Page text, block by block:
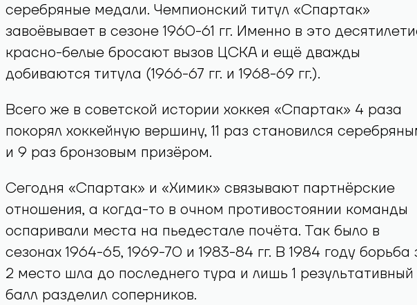
серебряные медали. Чемпионский титул «Спартак»
завоёвывает в сезоне 1960-61 гг. Именно в это
красно-белые бросают вызов ЦСКА и ещё дважды
добиваются титула (1966-67 гг. и 1968-69 гг.).
Всего же в советской истории хоккея «Спартак» 4 раза
покорял хоккейную вершину, 11 раз становился
и 9 раз бронзовым призёром.
Сегодня «Спартак» и «Химик» связывают партнёрские
отношения, а когда-то в очном противостоянии команды
оспаривали места на пьедестале почёта. Так было в
сезонах 1964-65, 1969-70 и 1983-84 гг. В 1984 году борьба
2 место шла до последнего тура и лишь 1 результативный
балл разделил соперников.